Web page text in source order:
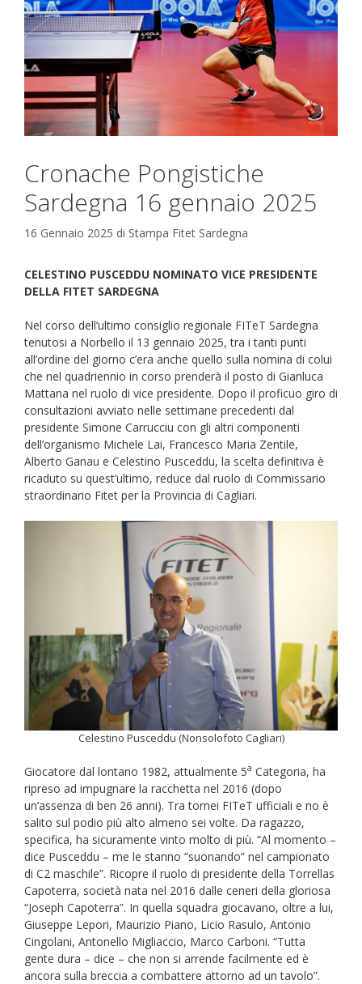
Cronache Pongistiche
Sardegna 16 gennaio 2025
16 Gennaio 2025 di Stampa Fitet Sardegna
CELESTINO PUSCEDDU NOMINATO VICE PRESIDENTE
DELLA FITET SARDEGNA
Nel corso dell’ultimo consiglio regionale FITeT Sardegna
tenutosi a Norbello il 13 gennaio 2025, tra i tanti punti
all’ordine del giorno c’era anche quello sulla nomina di colui
che nel quadriennio in corso prenderà il posto di Gianluca
Mattana nel ruolo di vice presidente. Dopo il proficuo giro di
consultazioni avviato nelle settimane precedenti dal
presidente Simone Carrucciu con gli altri componenti
dell’organismo Michele Lai, Francesco Maria Zentile,
Alberto Ganau e Celestino Pusceddu, la scelta definitiva è
ricaduto su quest’ultimo, reduce dal ruolo di Commissario
straordinario Fitet per la Provincia di Cagliari.
Celestino Pusceddu (Nonsolofoto Cagliari)
Giocatore dal lontano 1982, attualmente 5a Categoria, ha
ripreso ad impugnare la racchetta nel 2016 (dopo
un’assenza di ben 26 anni). Tra tornei FITeT ufficiali e no è
salito sul podio più alto almeno sei volte. Da ragazzo,
specifica, ha sicuramente vinto molto di più. “Al momento –
dice Pusceddu – me le stanno “suonando” nel campionato
di C2 maschile”. Ricopre il ruolo di presidente della Torrellas
Capoterra, società nata nel 2016 dalle ceneri della gloriosa
“Joseph Capoterra”. In quella squadra giocavano, oltre a lui,
Giuseppe Lepori, Maurizio Piano, Licio Rasulo, Antonio
Cingolani, Antonello Migliaccio, Marco Carboni. “Tutta
gente dura – dice – che non si arrende facilmente ed è
ancora sulla breccia a combattere attorno ad un tavolo”.